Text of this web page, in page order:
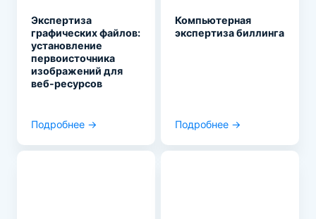
Экспертиза
графических файлов:
установление
первоисточника
изображений для
веб-ресурсов
Подробнее →
Компьютерная
экспертиза биллинга
Подробнее →